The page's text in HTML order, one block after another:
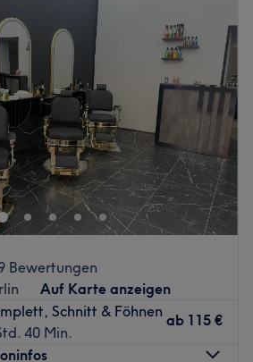
Bewertungen
Auf Karte anzeigen
Schnitt & Föhnen
40 Min.
ab 115 €